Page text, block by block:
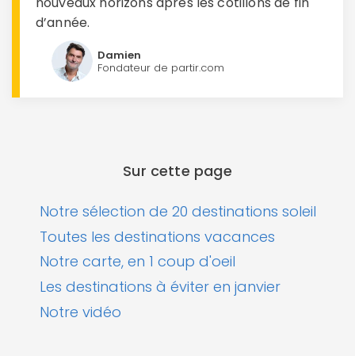
d’année.
Damien
Fondateur de partir.com
Sur cette page
Notre sélection de 20 destinations soleil
Toutes les destinations vacances
Notre carte, en 1 coup d'oeil
Les destinations à éviter en janvier
Notre vidéo